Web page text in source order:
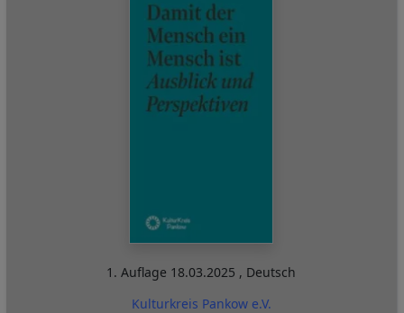
1. Auflage 18.03.2025 , Deutsch
Kulturkreis Pankow e.V.